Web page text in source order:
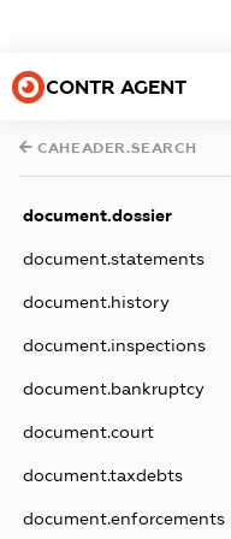
CONTR AGENT
CAHEADER.SEARCH
document.dossier
document.statements
document.history
document.inspections
document.bankruptcy
document.court
document.taxdebts
document.enforcements